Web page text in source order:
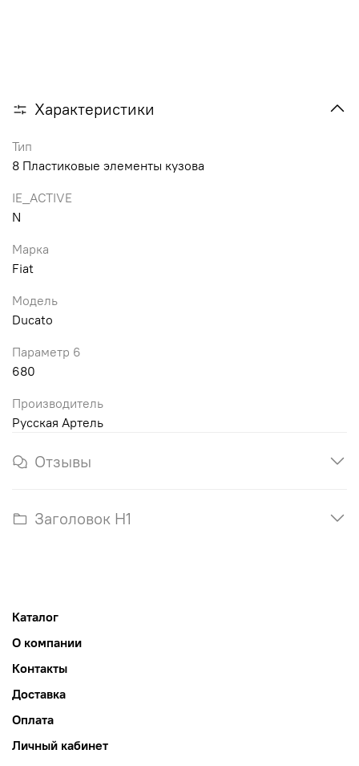
Характеристики
Тип
8 Пластиковые элементы кузова
IE_ACTIVE
N
Марка
Fiat
Модель
Ducato
Параметр 6
680
Производитель
Русская Артель
Отзывы
Заголовок H1
Каталог
О компании
Контакты
Доставка
Оплата
Личный кабинет